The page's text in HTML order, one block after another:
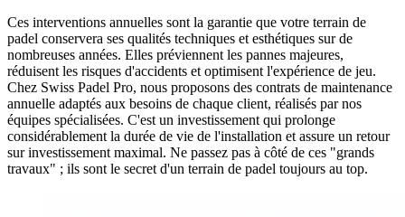
Ces interventions annuelles sont la garantie que votre terrain de
padel conservera ses qualités techniques et esthétiques sur de
nombreuses années. Elles préviennent les pannes majeures,
réduisent les risques d'accidents et optimisent l'expérience de jeu.
Chez Swiss Padel Pro, nous proposons des contrats de maintenance
annuelle adaptés aux besoins de chaque client, réalisés par nos
équipes spécialisées. C'est un investissement qui prolonge
considérablement la durée de vie de l'installation et assure un retour
sur investissement maximal. Ne passez pas à côté de ces "grands
travaux" ; ils sont le secret d'un terrain de padel toujours au top.